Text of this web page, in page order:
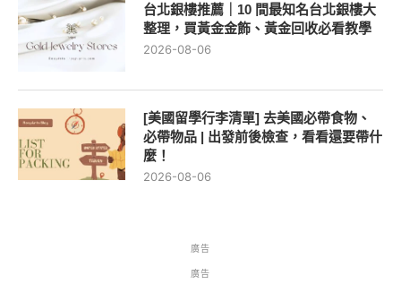
台北銀樓推薦｜10 間最知名台北銀樓大
整理，買黃金金飾、黃金回收必看教學
2026-08-06
[美國留學行李清單] 去美國必帶食物、
必帶物品 | 出發前後檢查，看看還要帶什
麼！
2026-08-06
廣告
廣告